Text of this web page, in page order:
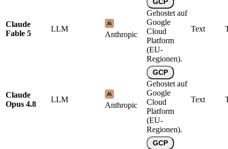
Claude
Fable 5
LLM
Anthropic
GCP
Gehostet auf
Google
Cloud
Platform
(EU-
Regionen).
Text
Claude
Opus 4.8
LLM
Anthropic
GCP
Gehostet auf
Google
Cloud
Platform
(EU-
Regionen).
Text
GCP